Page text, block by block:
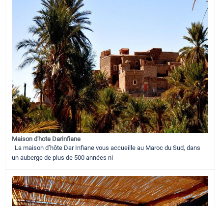
Maison d'hote Darinfiane
La maison d’hôte Dar Infiane vous accueille au Maroc du Sud, dans
un auberge de plus de 500 années ni